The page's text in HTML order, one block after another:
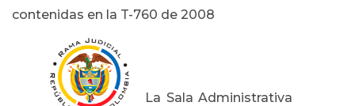
contenidas en la T-760 de 2008
La Sala Administrativa